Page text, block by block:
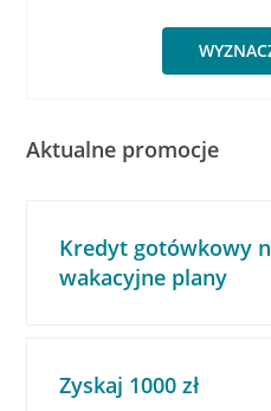
Aktualne promocje
Kredyt gotówkowy
wakacyjne plany
Zyskaj 1000 zł